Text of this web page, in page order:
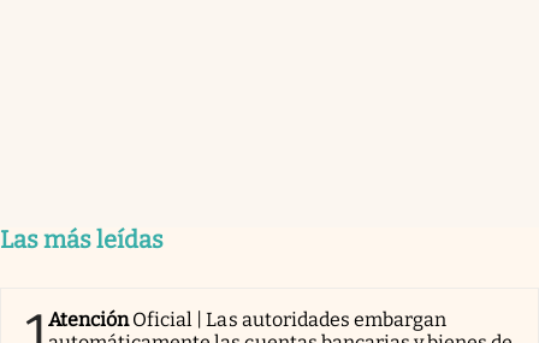
Las más leídas
AtenciónOficial | Las autoridades embargan